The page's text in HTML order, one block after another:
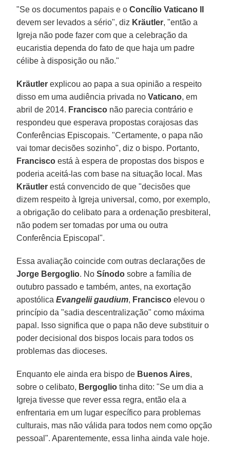
"Se os documentos papais e oConcílio Vaticano II
devem ser levados a sério", diz Kräutler, "então a
Igreja não pode fazer com que a celebração da
eucaristia dependa do fato de que haja um padre
célibe à disposição ou não."
Kräutler explicou ao papa a sua opinião a respeito
disso em uma audiência privada noVaticano, em
abril de 2014. Francisco não parecia contrário e
respondeu que esperava propostas corajosas das
Conferências Episcopais. "Certamente, o papa não
vai tomar decisões sozinho", diz o bispo. Portanto,
Francisco está à espera de propostas dos bispos e
poderia aceitá-las com base na situação local. Mas
Kräutler está convencido de que "decisões que
dizem respeito à Igreja universal, como, por exemplo,
a obrigação do celibato para a ordenação presbiteral,
não podem ser tomadas por uma ou outra
Conferência Episcopal".
Essa avaliação coincide com outras declarações de
Jorge Bergoglio. NoSínodo sobre a família de
outubro passado e também, antes, na exortação
apostólicaEvangelii gaudium, Francisco elevou o
princípio da "sadia descentralização" como máxima
papal. Isso significa que o papa não deve substituir o
poder decisional dos bispos locais para todos os
problemas das dioceses.
Enquanto ele ainda era bispo de Buenos Aires,
sobre o celibato, Bergoglio tinha dito: "Se um dia a
Igreja tivesse que rever essa regra, então ela a
enfrentaria em um lugar específico para problemas
culturais, mas não válida para todos nem como opção
pessoal". Aparentemente, essa linha ainda vale hoje.